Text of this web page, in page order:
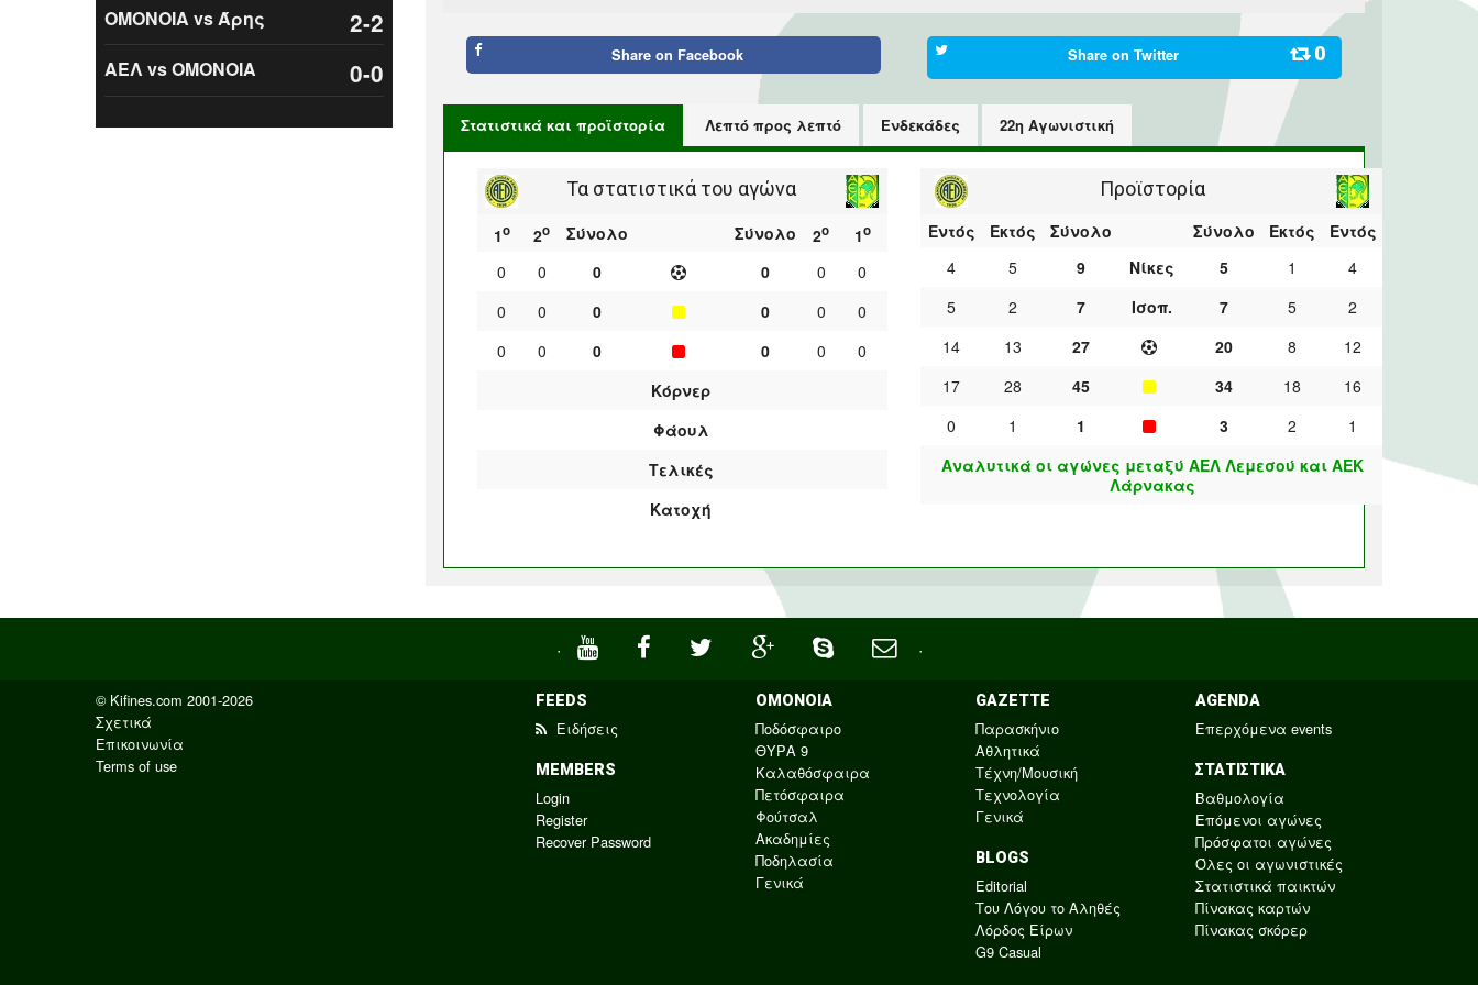
ΟΜΟΝΟΙΑ vs Άρης 2-2
ΑΕΛ vs ΟΜΟΝΟΙΑ 0-0
Share on Facebook Share on Twitter 0
Στατιστικά και προϊστορία Λεπτό προς λεπτό Ενδεκάδες 22η Αγωνιστική
Τα στατιστικά του αγώνα
1ο 2ο Σύνολο Σύνολο 2ο 1ο
0 0 0 0 0
0
0
0 0 0 0
0
0
0 0 0 0
0
Κόρνερ
Φάουλ
Τελικές
Κατοχή
Προϊστορία
Εντός Εκτός Σύνολο Σύνολο Εκτός
Εντός
4
5 9 Νίκες 5 1
4
5
2 7 Ισοπ. 7 5
2
14
13 27 20 8
12
17
28 45 34 18
16
0
1 1 3 2
1
Αναλυτικά οι αγώνες μεταξύ ΑΕΛ Λεμεσού και ΑΕΚ
Λάρνακας
· ·
© Kifines.com 2001-2026
Σχετικά
Επικοινωνία
Terms of use
FEEDS
Ειδήσεις
MEMBERS
Login
Register
Recover Password
ΟΜΟΝΟΙΑ
Ποδόσφαιρο
ΘΥΡΑ 9
Καλαθόσφαιρα
Πετόσφαιρα
Φούτσαλ
Ακαδημίες
Ποδηλασία
Γενικά
GAZETTE
Παρασκήνιο
Αθλητικά
Τέχνη/Μουσική
Τεχνολογία
Γενικά
BLOGS
Editorial
Του Λόγου το Αληθές
Λόρδος Είρων
G9 Casual
AGENDA
Επερχόμενα events
ΣΤΑΤΙΣΤΙΚΑ
Βαθμολογία
Επόμενοι αγώνες
Πρόσφατοι αγώνες
Όλες οι αγωνιστικές
Στατιστικά παικτών
Πίνακας καρτών
Πίνακας σκόρερ